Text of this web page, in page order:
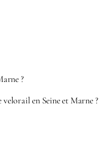
?
en Seine et Marne ?